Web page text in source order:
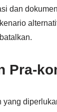
dan
Pra-
yang